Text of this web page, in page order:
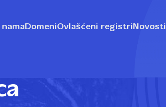
nama DomeniOvlašćeni registri Novosti